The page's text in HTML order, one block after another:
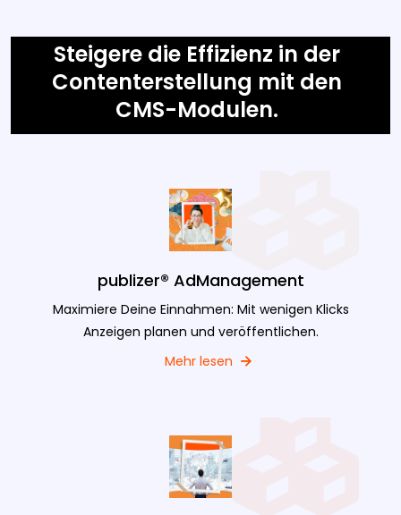
Steigere die Effizienz in der
Contenterstellung mit den
CMS-Modulen.
publizer® AdManagement
Maximiere Deine Einnahmen: Mit wenigen Klicks
Anzeigen planen und veröffentlichen.
Mehr lesen